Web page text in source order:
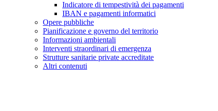
Indicatore di tempestività dei pagamenti
IBAN e pagamenti informatici
Opere pubbliche
Pianificazione e governo del territorio
Informazioni ambientali
Interventi straordinari di emergenza
Strutture sanitarie private accreditate
Altri contenuti